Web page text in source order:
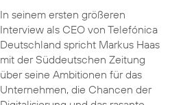
In seinem ersten größeren
Interview als CEO von Telefónica
Deutschland spricht Markus Haas
mit der Süddeutschen Zeitung
über seine Ambitionen für das
Unternehmen, die Chancen der